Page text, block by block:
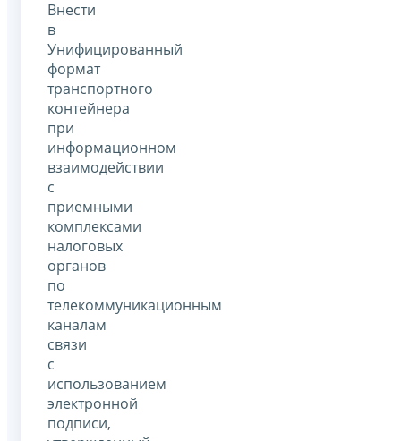
Внести
в
Унифицированный
формат
транспортного
контейнера
при
информационном
взаимодействии
с
приемными
комплексами
налоговых
органов
по
телекоммуникационным
каналам
связи
с
использованием
электронной
подписи,